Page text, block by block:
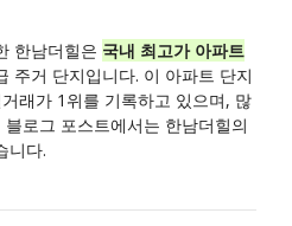
한남더힐은 국내 최고가 아파트
주거 단지입니다. 이 아파트 단지
래가 1위를 기록하고 있으며, 많
로그 포스트에서는 한남더힐의
니다.